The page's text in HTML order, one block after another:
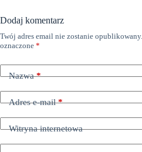
Dodaj komentarz
Twój adres email nie zostanie opublikowany.
oznaczone *
Nazwa*
Adres e-mail*
Witryna internetowa